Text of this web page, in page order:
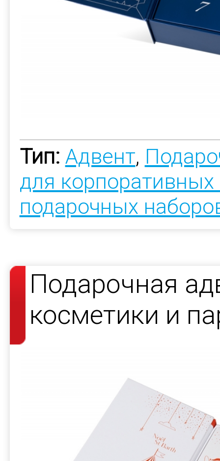
Тип: Адвент,
для корпоративных
подарочных
Подарочная
косметики и